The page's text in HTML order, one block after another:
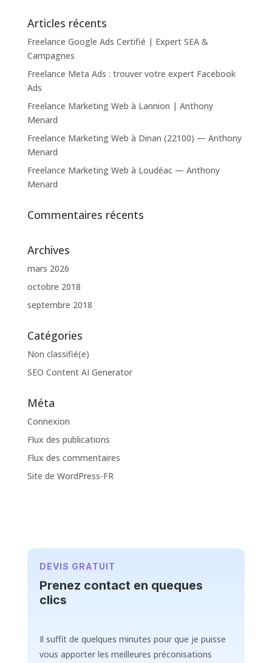
Articles récents
Freelance Google Ads Certifié | Expert SEA &
Campagnes
Freelance Meta Ads : trouver votre expert Facebook
Ads
Freelance Marketing Web à Lannion | Anthony
Menard
Freelance Marketing Web à Dinan (22100) — Anthony
Menard
Freelance Marketing Web à Loudéac — Anthony
Menard
Commentaires récents
Archives
mars 2026
octobre 2018
septembre 2018
Catégories
Non classifié(e)
SEO Content AI Generator
Méta
Connexion
Flux des publications
Flux des commentaires
Site de WordPress-FR
DEVIS GRATUIT
Prenez contact en queques
clics
Il suffit de quelques minutes pour que je puisse
vous apporter les meilleures préconisations